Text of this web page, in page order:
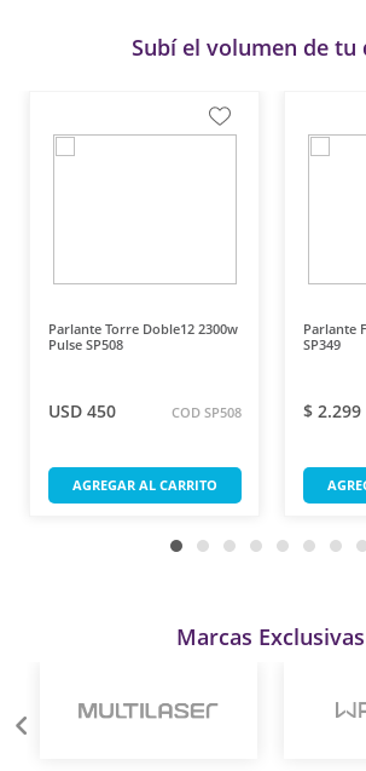
Subí el volumen de tu
Parlante Torre Doble12 2300w
Pulse SP508
USD 450 COD SP508
AGREGAR AL CARRITO
Parlante Flash 15W Multilaser
SP349
$ 2.299
Marcas Exclusivas